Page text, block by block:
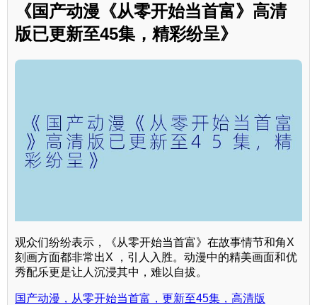
《国产动漫《从零开始当首富》高清
版已更新至45集，精彩纷呈》
观众们纷纷表示，《从零开始当首富》在故事情节和角X
刻画方面都非常出X ，引人入胜。动漫中的精美画面和优
秀配乐更是让人沉浸其中，难以自拔。
国产动漫，从零开始当首富，更新至45集，高清版